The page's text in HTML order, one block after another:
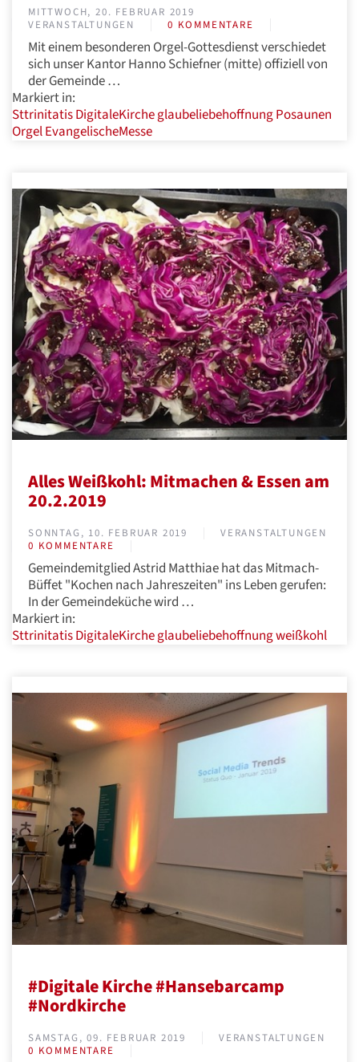
MITTWOCH, 20. FEBRUAR 2019
VERANSTALTUNGEN
0 KOMMENTARE
Mit einem besonderen Orgel-Gottesdienst verschiedet
sich unser Kantor Hanno Schiefner (mitte) offiziell von
der Gemeinde …
Markiert in:
SttrinitatisDigitaleKircheglaubeliebehoffnungPosaunen
OrgelEvangelischeMesse
Alles Weißkohl: Mitmachen & Essen am
20.2.2019
SONNTAG, 10. FEBRUAR 2019
VERANSTALTUNGEN
0 KOMMENTARE
Gemeindemitglied Astrid Matthiae hat das Mitmach-
Büffet "Kochen nach Jahreszeiten" ins Leben gerufen:
In der Gemeindeküche wird …
Markiert in:
SttrinitatisDigitaleKircheglaubeliebehoffnungweißkohl
#Digitale Kirche #Hansebarcamp
#Nordkirche
SAMSTAG, 09. FEBRUAR 2019
VERANSTALTUNGEN
0 KOMMENTARE